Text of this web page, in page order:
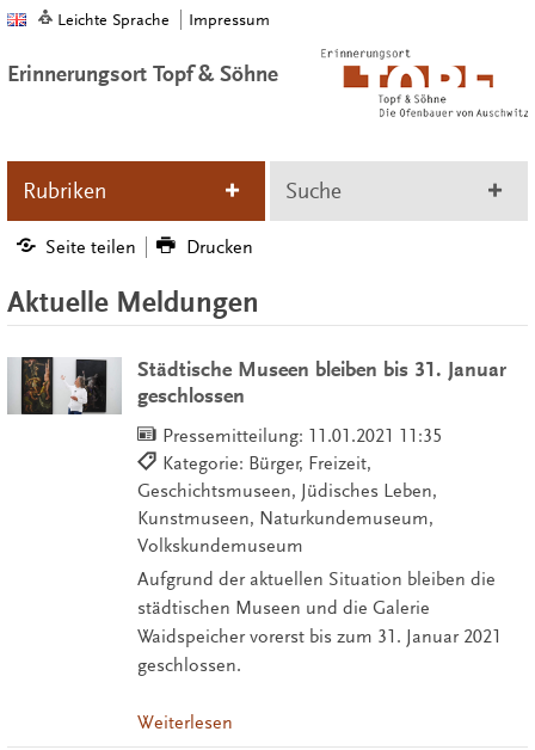
Leichte Sprache Impressum
Erinnerungsort Topf & Söhne
Rubriken Suche
Seite teilen Drucken
Aktuelle Meldungen
Städtische Museen bleiben bis 31. Januar
geschlossen
Pressemitteilung: 11.01.2021 11:35
Kategorie: Bürger, Freizeit,
Geschichtsmuseen, Jüdisches Leben,
Kunstmuseen, Naturkundemuseum,
Volkskundemuseum
Aufgrund der aktuellen Situation bleiben die
städtischen Museen und die Galerie
Waidspeicher vorerst bis zum 31. Januar 2021
geschlossen.
Weiterlesen